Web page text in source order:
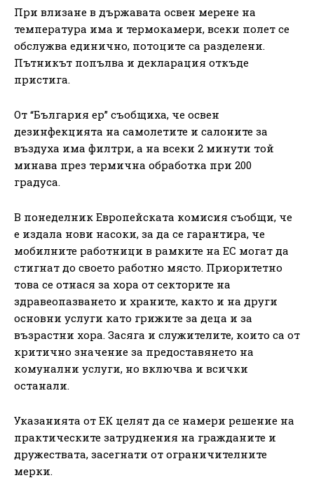
При влизане в държавата освен мерене на
температура има и термокамери, всеки полет се
обслужва единично, потоците са разделени.
Пътникът попълва и декларация откъде
пристига.
От “България ер” съобщиха, че освен
дезинфекцията на самолетите и салоните за
въздуха има филтри, а на всеки 2 минути той
минава през термична обработка при 200
градуса.
В понеделник Европейската комисия съобщи, че
е издала нови насоки, за да се гарантира, че
мобилните работници в рамките на ЕС могат да
стигнат до своето работно място. Приоритетно
това се отнася за хора от секторите на
здравеопазването и храните, както и на други
основни услуги като грижите за деца и за
възрастни хора. Засяга и служителите, които са от
критично значение за предоставянето на
комунални услуги, но включва и всички
останали.
Указанията от ЕК целят да се намери решение на
практическите затруднения на гражданите и
дружествата, засегнати от ограничителните
мерки.